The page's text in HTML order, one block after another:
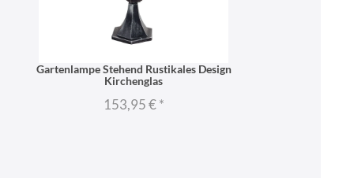
Gartenlampe Stehend Rustikales Design
Kirchenglas
153,95 €*